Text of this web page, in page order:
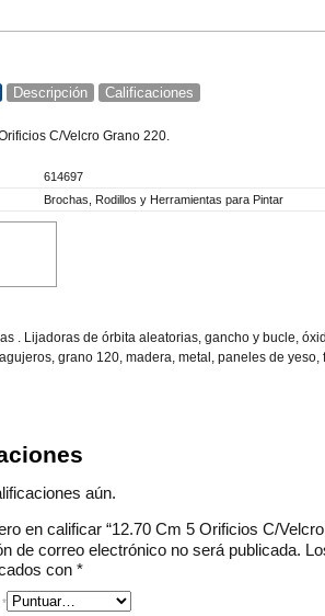
Descripción Calificaciones
C/Velcro Grano 220.
614697
Brochas Rodillos y Herramientas para Pintar
. Lijadoras de órbita aleatorias, gancho y bucle,
grano 120, madera, metal, paneles de
aún.
en calificar “12.70 Cm 5 Orificios C/
de correo electrónico no será publicada.
con*
*